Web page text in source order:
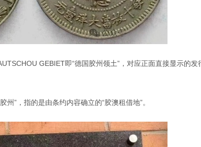
GEBIET即“德国胶州领土”，对应正面直接显示的发
州”，指的是由条约内容确立的“胶澳租借地”。